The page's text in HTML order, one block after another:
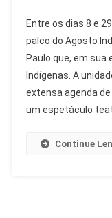
Entre os dias 8 e
palco do Agosto
Paulo que, em
Indígenas. A
extensa agenda
um espetáculo
Continue